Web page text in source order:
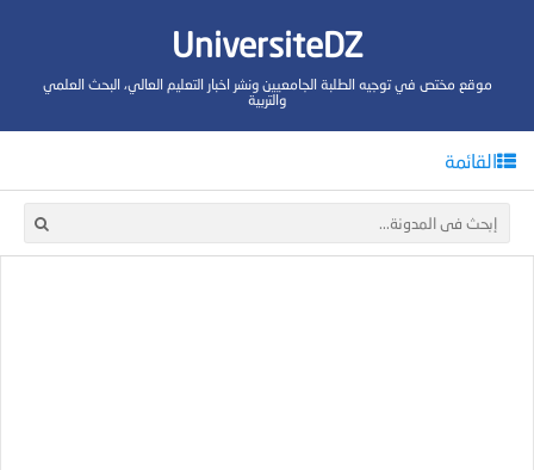
UniversiteDZ
موقع مختص في توجيه الطلبة الجامعيين ونشر اخبار التعليم العالي، البحث العلمي
والتربية
القائمة